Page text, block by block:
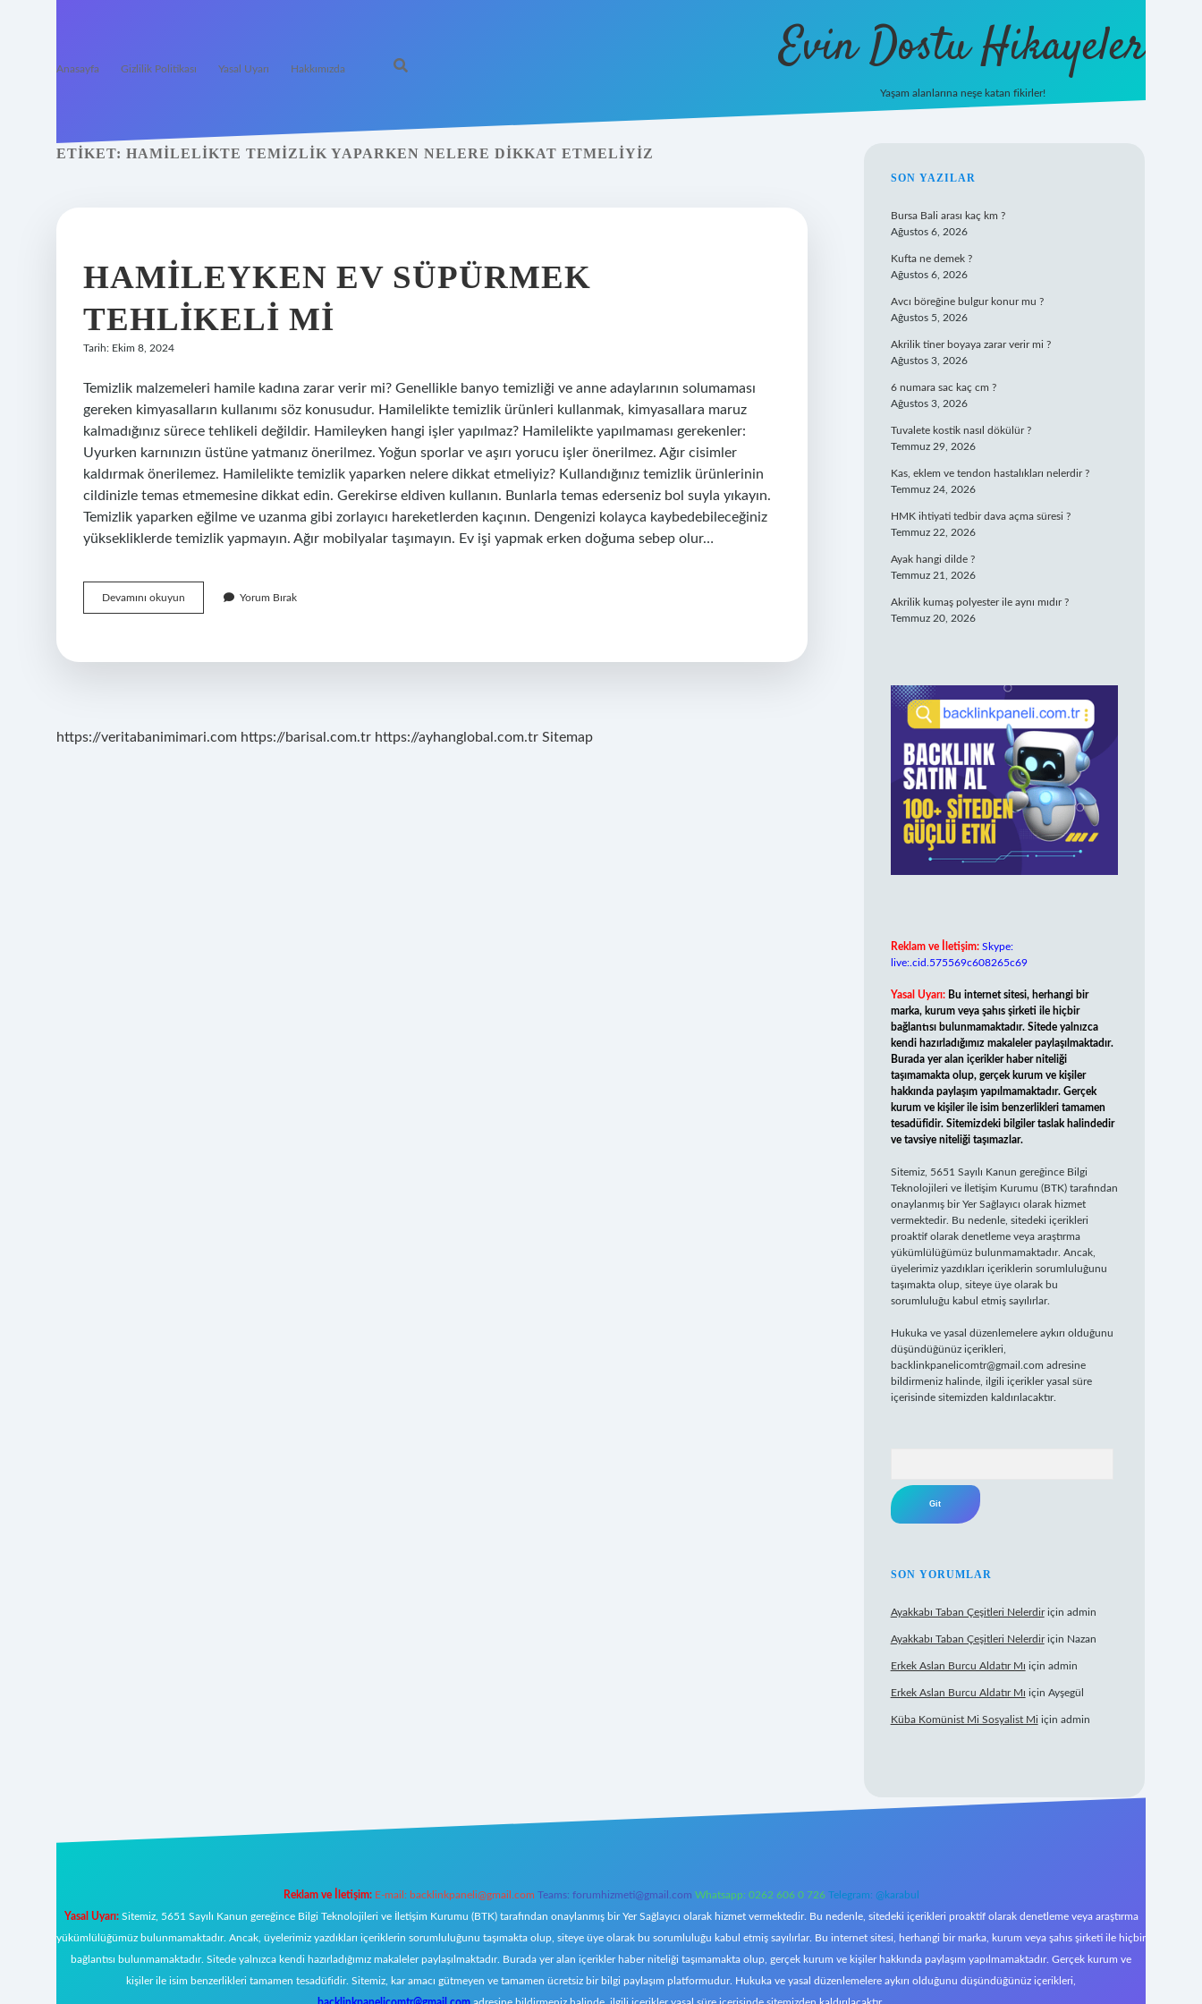
Anasayfa Gizlilik Politikası Yasal Uyarı Hakkımızda Evin Dostu Hikayeler
Yaşam alanlarına neşe katan fikirler!
ETIKET: HAMILELIKTE TEMIZLIK YAPARKEN NELERE DIKKAT ETMELIYIZ
HAMILEYKEN EV SÜPÜRMEK
TEHLIKELI MI
Tarih: Ekim 8, 2024
Temizlik malzemeleri hamile kadına zarar verir mi? Genellikle banyo temizliği ve anne adaylarının solumaması
gereken kimyasalların kullanımı söz konusudur. Hamilelikte temizlik ürünleri kullanmak, kimyasallara maruz
kalmadığınız sürece tehlikeli değildir. Hamileyken hangi işler yapılmaz? Hamilelikte yapılmaması gerekenler:
Uyurken karnınızın üstüne yatmanız önerilmez. Yoğun sporlar ve aşırı yorucu işler önerilmez. Ağır cisimler
kaldırmak önerilemez. Hamilelikte temizlik yaparken nelere dikkat etmeliyiz? Kullandığınız temizlik ürünlerinin
cildinizle temas etmemesine dikkat edin. Gerekirse eldiven kullanın. Bunlarla temas ederseniz bol suyla yıkayın.
Temizlik yaparken eğilme ve uzanma gibi zorlayıcı hareketlerden kaçının. Dengenizi kolayca kaybedebileceğiniz
yüksekliklerde temizlik yapmayın. Ağır mobilyalar taşımayın. Ev işi yapmak erken doğuma sebep olur…
Devamını okuyun Hamileyken
Ev
Mi
Yorum Bırak
https://veritabanimimari.com https://barisal.com.tr https://ayhanglobal.com.tr Sitemap
SIDEBAR
SON YAZILAR
Bursa Bali arası kaç km ?
Ağustos 6, 2026
Kufta ne demek ?
Ağustos 6, 2026
Avcı böreğine bulgur konur mu ?
Ağustos 5, 2026
Akrilik tiner boyaya zarar verir mi ?
Ağustos 3, 2026
6 numara sac kaç cm ?
Ağustos 3, 2026
Tuvalete kostik nasıl dökülür ?
Temmuz 29, 2026
Kas, eklem ve tendon hastalıkları nelerdir ?
Temmuz 24, 2026
HMK ihtiyati tedbir dava açma süresi ?
Temmuz 22, 2026
Ayak hangi dilde ?
Temmuz 21, 2026
Akrilik kumaş polyester ile aynı mıdır ?
Temmuz 20, 2026
Reklam ve İletişim: Skype:
live:.cid.575569c608265c69
Yasal Uyarı: Bu internet sitesi, herhangi bir
marka, kurum veya şahıs şirketi ile hiçbir
bağlantısı bulunmamaktadır. Sitede yalnızca
kendi hazırladığımız makaleler paylaşılmaktadır.
Burada yer alan içerikler haber niteliği
taşımamakta olup, gerçek kurum ve kişiler
hakkında paylaşım yapılmamaktadır. Gerçek
kurum ve kişiler ile isim benzerlikleri tamamen
tesadüfidir. Sitemizdeki bilgiler taslak halindedir
ve tavsiye niteliği taşımazlar.
Sitemiz, 5651 Sayılı Kanun gereğince Bilgi
Teknolojileri ve İletişim Kurumu (BTK) tarafından
onaylanmış bir Yer Sağlayıcı olarak hizmet
vermektedir. Bu nedenle, sitedeki içerikleri
proaktif olarak denetleme veya araştırma
yükümlülüğümüz bulunmamaktadır. Ancak,
üyelerimiz yazdıkları içeriklerin sorumluluğunu
taşımakta olup, siteye üye olarak bu
sorumluluğu kabul etmiş sayılırlar.
Hukuka ve yasal düzenlemelere aykırı olduğunu
düşündüğünüz içerikleri,
backlinkpanelicomtr@gmail.com adresine
bildirmeniz halinde, ilgili içerikler yasal süre
içerisinde sitemizden kaldırılacaktır.
SON YORUMLAR
Ayakkabı Taban Çeşitleri Nelerdiriçin admin
Ayakkabı Taban Çeşitleri Nelerdiriçin Nazan
Erkek Aslan Burcu Aldatır Mı için admin
Erkek Aslan Burcu Aldatır Mı için Ayşegül
Küba Komünist Mi Sosyalist Mi için admin
Reklam ve İletişim: E-mail: backlinkpaneli@gmail.com Teams: forumhizmeti@gmail.com Whatsapp: 0262 606 0 726 Telegram: @karabul
Yasal Uyarı:Sitemiz, 5651 Sayılı Kanun gereğince Bilgi Teknolojileri ve İletişim Kurumu (BTK) tarafından onaylanmış bir Yer Sağlayıcı olarak hizmet vermektedir. Bu nedenle, sitedeki içerikleri proaktif olarak denetleme veya araştırma
yükümlülüğümüz bulunmamaktadır. Ancak, üyelerimiz yazdıkları içeriklerin sorumluluğunu taşımakta olup, siteye üye olarak bu sorumluluğu kabul etmiş sayılırlar. Bu internet sitesi, herhangi bir marka, kurum veya şahıs şirketi ile hiçbir
bağlantısı bulunmamaktadır. Sitede yalnızca kendi hazırladığımız makaleler paylaşılmaktadır. Burada yer alan içerikler haber niteliği taşımamakta olup, gerçek kurum ve kişiler hakkında paylaşım yapılmamaktadır. Gerçek kurum ve
kişiler ile isim benzerlikleri tamamen tesadüfidir. Sitemiz, kar amacı gütmeyen ve tamamen ücretsiz bir bilgi paylaşım platformudur. Hukuka ve yasal düzenlemelere aykırı olduğunu düşündüğünüz içerikleri,